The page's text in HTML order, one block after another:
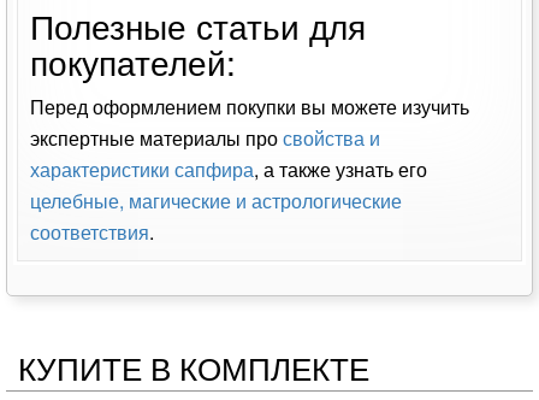
Полезные статьи для
покупателей:
Перед оформлением покупки вы можете изучить
экспертные материалы просвойства и
характеристики сапфира, а также узнать его
целебные, магические и астрологические
соответствия.
КУПИТЕ В КОМПЛЕКТЕ